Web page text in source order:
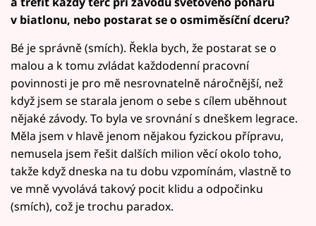
v biatlonu, nebo postarat se o osmiměsíční dceru?
Bé je správně (smích). Řekla bych, že postarat se o
malou a k tomu zvládat každodenní pracovní
povinnosti je pro mě nesrovnatelně náročnější, než
když jsem se starala jenom o sebe s cílem uběhnout
nějaké závody. To byla ve srovnání s dneškem legrace.
Měla jsem v hlavě jenom nějakou fyzickou přípravu,
nemusela jsem řešit dalších milion věcí okolo toho,
takže když dneska na tu dobu vzpomínám, vlastně to
ve mně vyvolává takový pocit klidu a odpočinku
(smích), což je trochu paradox.